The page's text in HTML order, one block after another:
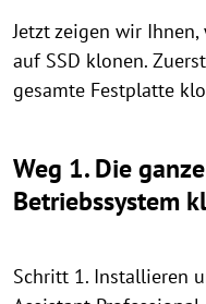
Jetzt zeigen wir
auf SSD klonen.
gesamte Festplatte
Weg 1. Die
Betriebssystem
Schritt 1. Installieren